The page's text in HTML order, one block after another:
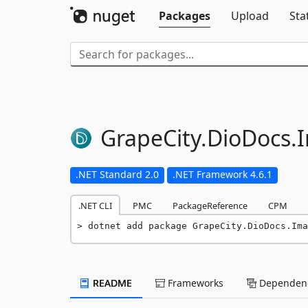
Packages Upload
GrapeCity.DioDocs.
.NET Standard 2.0 .NET Framework 4.6.1
.NET CLI PMC PackageReference CPM
dotnet add package
README Frameworks